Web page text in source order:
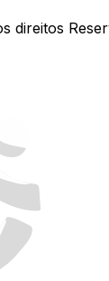
direitos